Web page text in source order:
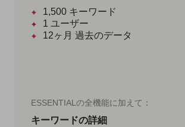
1,500 キーワード
1 ユーザー
12ヶ月 過去のデータ
ESSENTIALの全機能に加えて：
キーワードの詳細